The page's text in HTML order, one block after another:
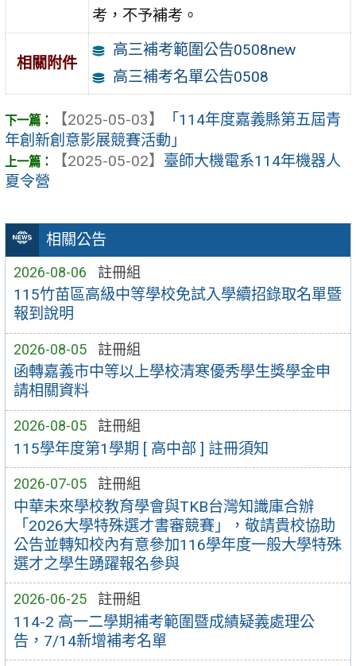
相關公告
2026-08-06 註冊組
115竹苗區高級中等學校免試入學續招錄取名單暨
報到說明
2026-08-05 註冊組
函轉嘉義市中等以上學校清寒優秀學生獎學金申
請相關資料
2026-08-05 註冊組
115學年度第1學期 [ 高中部 ] 註冊須知
2026-07-05 註冊組
中華未來學校教育學會與TKB台灣知識庫合辦
「2026大學特殊選才書審競賽」，敬請貴校協助
公告並轉知校內有意參加116學年度一般大學特殊
選才之學生踴躍報名參與
2026-06-25 註冊組
114-2 高一二學期補考範圍暨成績疑義處理公
告，7/14新增補考名單
考，不予補考。
相關附件
高三補考範圍公告0508new
高三補考名單公告0508
【2025-05-03】
「114年度嘉義縣第五屆青
年創新創意影展競賽活動」
【2025-05-02】 臺師大機電系114年機器人
夏令營